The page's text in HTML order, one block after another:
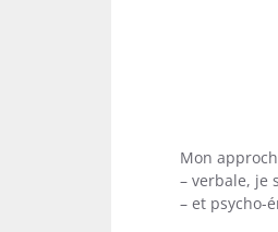
Mon
– verbale, je
– et psycho-